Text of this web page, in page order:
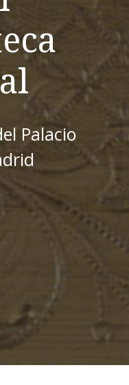
Palacio